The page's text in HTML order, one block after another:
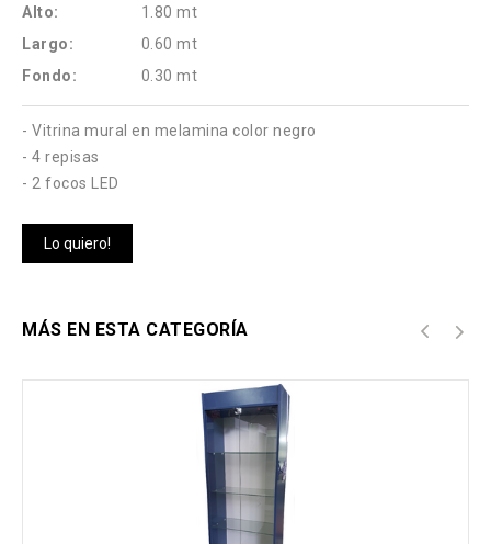
Alto:
1.80 mt
Largo:
0.60 mt
Fondo:
0.30 mt
- Vitrina mural en melamina color negro
- 4 repisas
- 2 focos LED
Lo quiero!
MÁS EN ESTA CATEGORÍA